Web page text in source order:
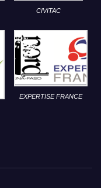
CIVITAC
EXPERTISE FRANCE